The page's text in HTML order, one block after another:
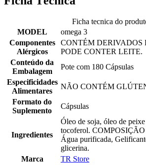
Ficha tecnica do
MODEL
omega 3
Componentes
Alérgicos
CONTÉM DERIVADOS
PODE CONTER LEITE.
Conteúdo da
Embalagem
Pote com 180 Cápsulas
Especificidades
Alimentares
NÃO CONTÉM
Formato do
Suplemento
Cápsulas
Ingredientes
Óleo de soja, óleo de
tocoferol.
Água purificada,
glicerina.
Marca
TR Store